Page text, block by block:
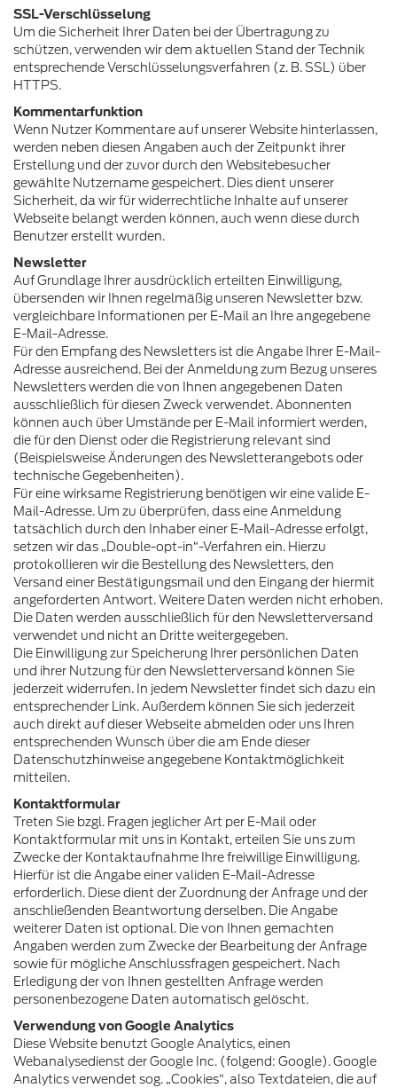
SSL-Verschlüsselung
Um die Sicherheit Ihrer Daten bei der Übertragung zu
schützen, verwenden wir dem aktuellen Stand der Technik
entsprechende Verschlüsselungsverfahren (z. B. SSL) über
HTTPS.
Kommentarfunktion
Wenn Nutzer Kommentare auf unserer Website hinterlassen,
werden neben diesen Angaben auch der Zeitpunkt ihrer
Erstellung und der zuvor durch den Websitebesucher
gewählte Nutzername gespeichert. Dies dient unserer
Sicherheit, da wir für widerrechtliche Inhalte auf unserer
Webseite belangt werden können, auch wenn diese durch
Benutzer erstellt wurden.
Newsletter
Auf Grundlage Ihrer ausdrücklich erteilten Einwilligung,
übersenden wir Ihnen regelmäßig unseren Newsletter bzw.
vergleichbare Informationen per E-Mail an Ihre angegebene
E-Mail-Adresse.
Für den Empfang des Newsletters ist die Angabe Ihrer E-Mail-
Adresse ausreichend. Bei der Anmeldung zum Bezug unseres
Newsletters werden die von Ihnen angegebenen Daten
ausschließlich für diesen Zweck verwendet. Abonnenten
können auch über Umstände per E-Mail informiert werden,
die für den Dienst oder die Registrierung relevant sind
(Beispielsweise Änderungen des Newsletterangebots oder
technische Gegebenheiten).
Für eine wirksame Registrierung benötigen wir eine valide E-
Mail-Adresse. Um zu überprüfen, dass eine Anmeldung
tatsächlich durch den Inhaber einer E-Mail-Adresse erfolgt,
setzen wir das „Double-opt-in“-Verfahren ein. Hierzu
protokollieren wir die Bestellung des Newsletters, den
Versand einer Bestätigungsmail und den Eingang der hiermit
angeforderten Antwort. Weitere Daten werden nicht erhoben.
Die Daten werden ausschließlich für den Newsletterversand
verwendet und nicht an Dritte weitergegeben.
Die Einwilligung zur Speicherung Ihrer persönlichen Daten
und ihrer Nutzung für den Newsletterversand können Sie
jederzeit widerrufen. In jedem Newsletter findet sich dazu ein
entsprechender Link. Außerdem können Sie sich jederzeit
auch direkt auf dieser Webseite abmelden oder uns Ihren
entsprechenden Wunsch über die am Ende dieser
Datenschutzhinweise angegebene Kontaktmöglichkeit
mitteilen.
Kontaktformular
Treten Sie bzgl. Fragen jeglicher Art per E-Mail oder
Kontaktformular mit uns in Kontakt, erteilen Sie uns zum
Zwecke der Kontaktaufnahme Ihre freiwillige Einwilligung.
Hierfür ist die Angabe einer validen E-Mail-Adresse
erforderlich. Diese dient der Zuordnung der Anfrage und der
anschließenden Beantwortung derselben. Die Angabe
weiterer Daten ist optional. Die von Ihnen gemachten
Angaben werden zum Zwecke der Bearbeitung der Anfrage
sowie für mögliche Anschlussfragen gespeichert. Nach
Erledigung der von Ihnen gestellten Anfrage werden
personenbezogene Daten automatisch gelöscht.
Verwendung von Google Analytics
Diese Website benutzt Google Analytics, einen
Webanalysedienst der Google Inc. (folgend: Google). Google
Analytics verwendet sog. „Cookies“, also Textdateien, die auf